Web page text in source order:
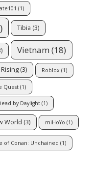
(1)
Tibia (3)
Vietnam (18)
(3) Roblox (1)
Quest (1)
by Daylight (1)
World (3) miHoYo (1)
of Conan: Unchained (1)